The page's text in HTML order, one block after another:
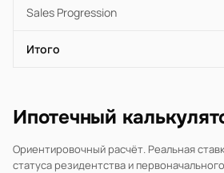
Sales Progression
Итого
Ипотечный
Ориентировочный расчёт. Реальная
статуса резидентства и